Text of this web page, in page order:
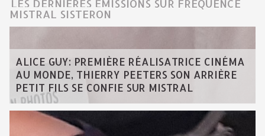
LES DERNIÈRES ÉMISSIONS SUR FRÉQUENCE
MISTRAL SISTERON
ALICE GUY: PREMIÈRE RÉALISATRICE CINÉMA
AU MONDE, THIERRY PEETERS SON ARRIÈRE
PETIT FILS SE CONFIE SUR MISTRAL